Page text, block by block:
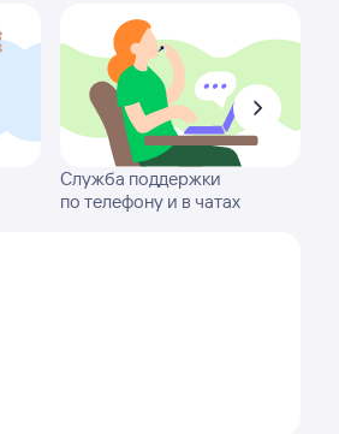
Служба поддержки
по телефону и в чатах